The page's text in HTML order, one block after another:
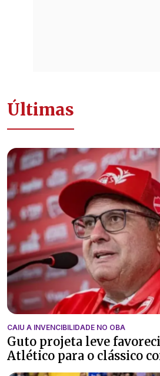
Últimas
CAIU A INVENCIBILIDADE NO OBA
Guto projeta leve
Atlético para o clássico